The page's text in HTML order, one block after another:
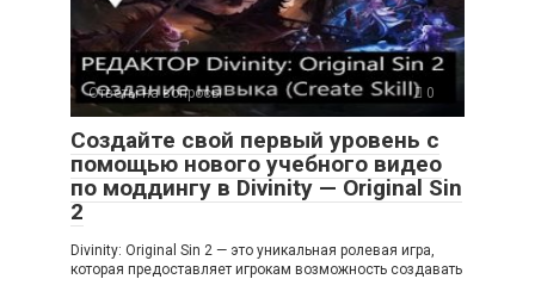
Ответы на вопросы 0
Создайте свой первый уровень с
помощью нового учебного видео
по моддингу в Divinity — Original Sin
2
Divinity: Original Sin 2 — это уникальная ролевая игра,
которая предоставляет игрокам возможность создавать